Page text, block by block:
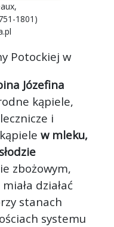
1801)
Potockiej w
Józefina
kąpiele,
i
w mleku,
zbożowym,
działać
stanach
systemu